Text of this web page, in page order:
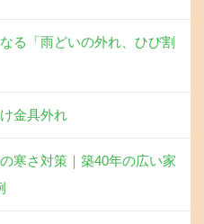
る「雨どいの外れ、ひび割
金具外れ
の寒さ対策｜築40年の広い家